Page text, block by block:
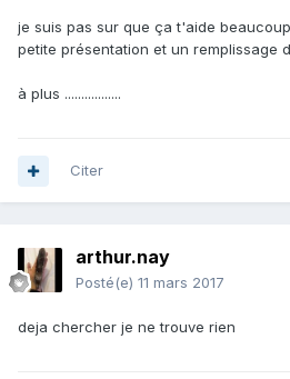
je suis pas sur que ça t'aide
petite présentation et un remplissage
à plus .................
Citer
arthur.nay
Posté(e) 11 mars 2017
deja chercher je ne trouve rien